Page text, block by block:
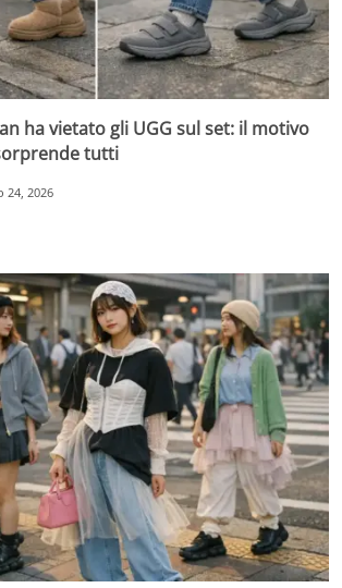
ha vietato gli UGG sul set: il motivo
tutti
24, 2026